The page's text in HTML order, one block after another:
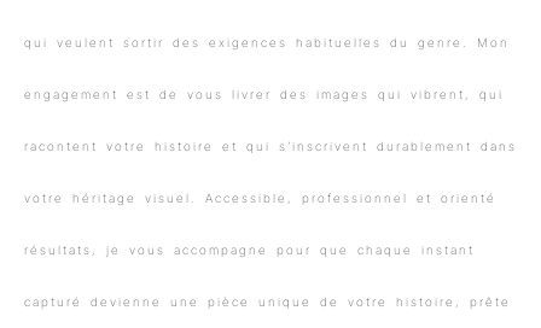
qui veulent sortir des exigences habituelles du genre. Mon
engagement est de vous livrer des images qui vibrent, qui
racontent votre histoire et qui s’inscrivent durablement dans
votre héritage visuel. Accessible, professionnel et orienté
résultats, je vous accompagne pour que chaque instant
capturé devienne une pièce unique de votre histoire, prête